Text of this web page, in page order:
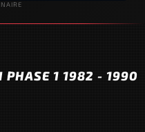
PHASE 1 1982 - 1990